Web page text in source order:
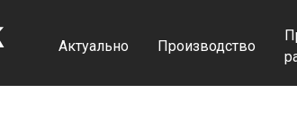
Актуально Производство